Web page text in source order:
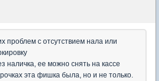
проблем с отсутствием нала или
наличка, ее можно снять на кассе
эта фишка была, но и не только.